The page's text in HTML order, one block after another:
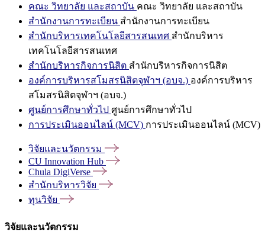
คณะ วิทยาลัย และสถาบัน คณะ วิทยาลัย และสถาบัน
สำนักงานการทะเบียน สำนักงานการทะเบียน
สำนักบริหารเทคโนโลยีสารสนเทศ สำนักบริหาร
เทคโนโลยีสารสนเทศ
สำนักบริหารกิจการนิสิต สำนักบริหารกิจการนิสิต
องค์การบริหารสโมสรนิสิตจุฬาฯ (อบจ.) องค์การบริหาร
สโมสรนิสิตจุฬาฯ (อบจ.)
ศูนย์การศึกษาทั่วไป ศูนย์การศึกษาทั่วไป
การประเมินออนไลน์ (MCV) การประเมินออนไลน์ (MCV)
วิจัยและนวัตกรรม
CU Innovation Hub
Chula DigiVerse
สำนักบริหารวิจัย
ทุนวิจัย
วิจัยและนวัตกรรม